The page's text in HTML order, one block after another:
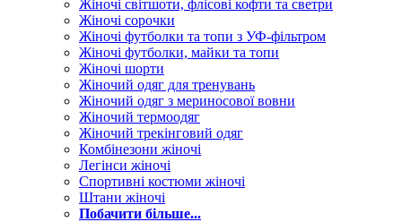
Жіночі світшоти, флісові кофти та светри
Жіночі сорочки
Жіночі футболки та топи з УФ-фільтром
Жіночі футболки, майки та топи
Жіночі шорти
Жіночий одяг для тренувань
Жіночий одяг з мериносової вовни
Жіночий термоодяг
Жіночий трекінговий одяг
Комбінезони жіночі
Легінси жіночі
Спортивні костюми жіночі
Штани жіночі
Побачити більше...